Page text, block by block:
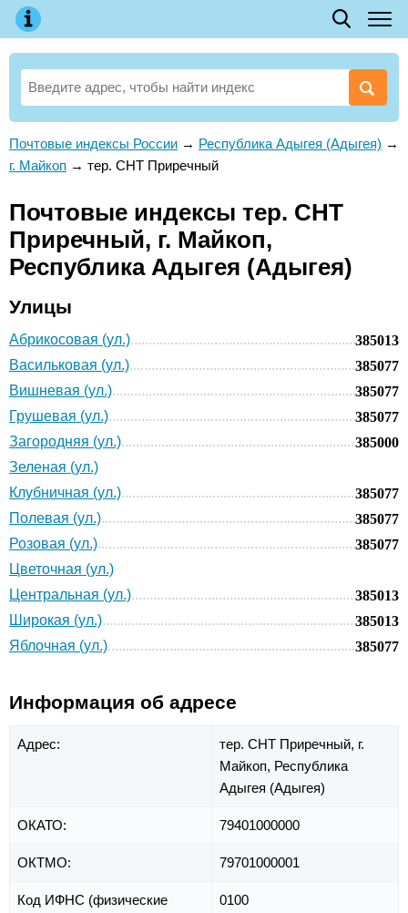
Почтовые индексы России → Республика Адыгея (Адыгея) →
г. Майкоп → тер. СНТ Приречный
Почтовые индексы тер. СНТ
Приречный, г. Майкоп,
Республика Адыгея (Адыгея)
Улицы
Абрикосовая (ул.)
385013
Васильковая (ул.)
385077
Вишневая (ул.)
385077
Грушевая (ул.)
385077
Загородняя (ул.)
385000
Зеленая (ул.)
Клубничная (ул.)
385077
Полевая (ул.)
385077
Розовая (ул.)
385077
Цветочная (ул.)
Центральная (ул.)
385013
Широкая (ул.)
385013
Яблочная (ул.)
385077
Информация об адресе
Адрес: тер. СНТ Приречный, г.
Майкоп, Республика
Адыгея (Адыгея)
ОКАТО: 79401000000
ОКТМО: 79701000001
Код ИФНС (физические
0100